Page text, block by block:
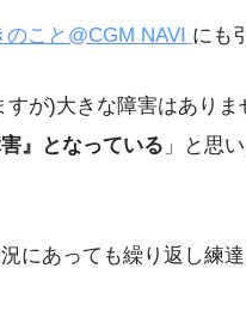
こと@CGM NAVI にも
が)大きな障害はあり
』となっている 」と思
にあっても繰り返し練